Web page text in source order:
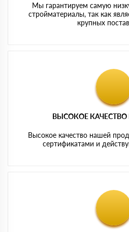
Мы гарантируем самую
стройматериалы, так как
крупных
ВЫСОКОЕ
Высокое качество нашей
сертификатами и